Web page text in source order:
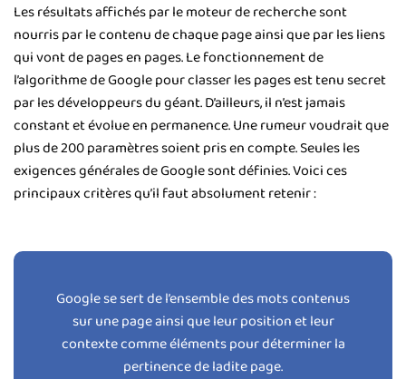
Les résultats affichés par le moteur de recherche sont
nourris par le contenu de chaque page ainsi que par les liens
qui vont de pages en pages. Le fonctionnement de
l’algorithme de Google pour classer les pages est tenu secret
par les développeurs du géant. D’ailleurs, il n’est jamais
constant et évolue en permanence. Une rumeur voudrait que
plus de 200 paramètres soient pris en compte. Seules les
exigences générales de Google sont définies. Voici ces
principaux critères qu’il faut absolument retenir :
Google se sert de l’ensemble des mots contenus
sur une page ainsi que leur position et leur
contexte comme éléments pour déterminer la
pertinence de ladite page.